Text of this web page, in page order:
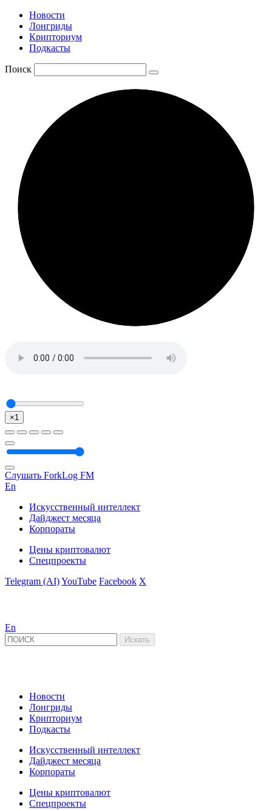
Новости
Лонгриды
Крипториум
Подкасты
Поиск
×1
Слушать ForkLog FM
En
Искусственный интеллект
Дайджест месяца
Корпораты
Цены криптовалют
Спецпроекты
Telegram (AI)YouTube Facebook X
En
Новости
Лонгриды
Крипториум
Подкасты
Искусственный интеллект
Дайджест месяца
Корпораты
Цены криптовалют
Спецпроекты